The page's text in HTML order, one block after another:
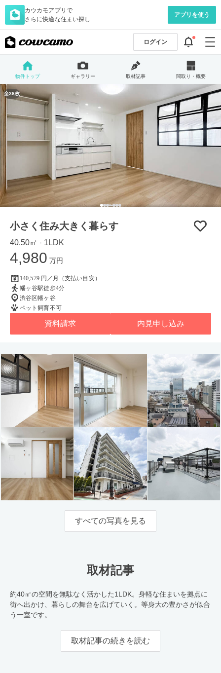
カウカモアプリで
さらに快適な住まい探し
アプリを使う
ログイン
物件トップ ギャラリー 取材記事 間取り・概要
全26枚
小さく住み大きく暮らす
40.50㎡ ・ 1LDK
4,980 万円
140,579 円／月（支払い目安）
幡ヶ谷駅徒歩4分
渋谷区幡ヶ谷
ペット飼育不可
資料請求 内見申し込み
すべての写真を見る
取材記事
約40㎡の空間を無駄なく活かした1LDK。身軽な住まいを拠点に
街へ出かけ、暮らしの舞台を広げていく。等身大の豊かさが似合
う一室です。
取材記事の続きを読む